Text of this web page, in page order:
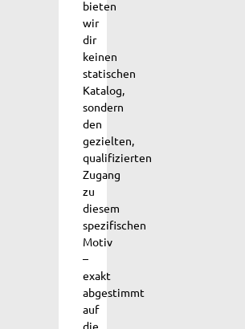
bieten
wir
dir
keinen
statischen
Katalog,
sondern
den
gezielten,
qualifizierten
Zugang
zu
diesem
spezifischen
Motiv
–
exakt
abgestimmt
auf
die